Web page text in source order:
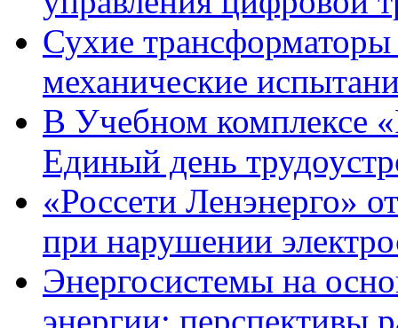
Сухие
механические
В Учебном комплексе
Единый день
«Россети Ленэнерго»
при нарушении
Энергосистемы на